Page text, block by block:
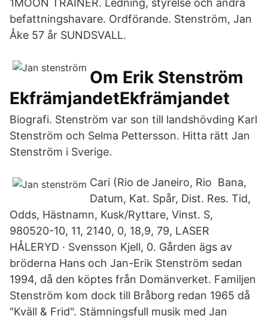
1MOON TRAINER. Ledning, styrelse och andra
befattningshavare. Ordförande. Stenström, Jan
Åke 57 år SUNDSVALL.
Om Erik Stenström
EkfrämjandetEkfrämjandet
Biografi. Stenström var son till landshövding Karl
Stenström och Selma Pettersson. Hitta rätt Jan
Stenström i Sverige.
Cari (Rio de Janeiro, Rio Bana,
Datum, Kat. Spår, Dist. Res. Tid,
Odds, Hästnamn, Kusk/Ryttare, Vinst. S,
980520-10, 11, 2140, 0, 18,9, 79, LASER
HÅLERYD · Svensson Kjell, 0. Gården ägs av
bröderna Hans och Jan-Erik Stenström sedan
1994, då den köptes från Domänverket. Familjen
Stenström kom dock till Bråborg redan 1965 då
"Kväll & Frid". Stämningsfull musik med Jan